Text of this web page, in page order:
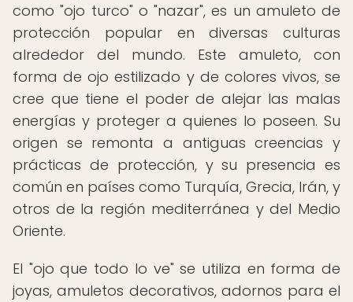
como "ojo turco" o "nazar", es un amuleto de
protección popular en diversas culturas
alrededor del mundo. Este amuleto, con
forma de ojo estilizado y de colores vivos, se
cree que tiene el poder de alejar las malas
energías y proteger a quienes lo poseen. Su
origen se remonta a antiguas creencias y
prácticas de protección, y su presencia es
común en países como Turquía, Grecia, Irán, y
otros de la región mediterránea y del Medio
Oriente.
El "ojo que todo lo ve" se utiliza en forma de
joyas, amuletos decorativos, adornos para el